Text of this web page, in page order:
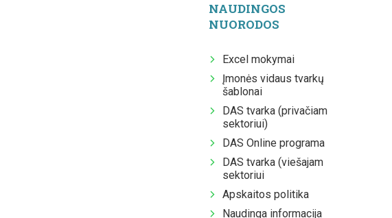
NAUDINGOS
NUORODOS
Excel mokymai
Įmonės vidaus tvarkų
šablonai
DAS tvarka (privačiam
sektoriui)
DAS Online programa
DAS tvarka (viešajam
sektoriui
Apskaitos politika
Naudinga informacija